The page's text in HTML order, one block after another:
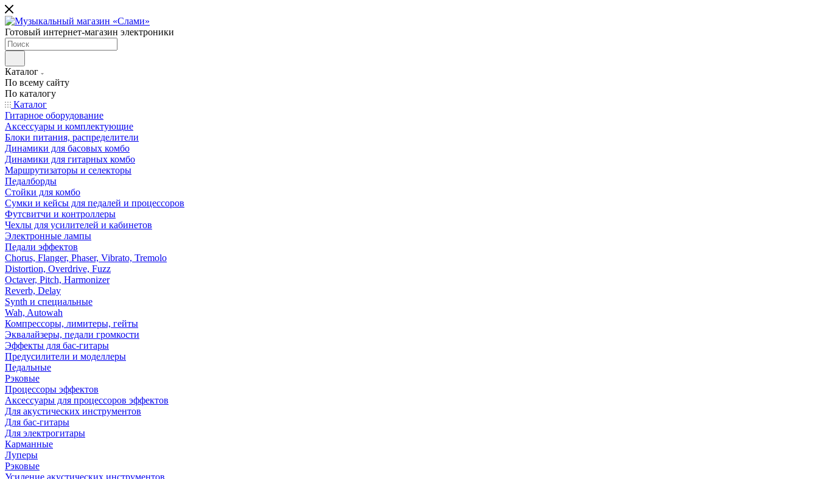
Готовый интернет-магазин электроники
Каталог
По всему сайту
По каталогу
Каталог
Гитарное оборудование
Аксессуары и комплектующие
Блоки питания, распределители
Динамики для басовых комбо
Динамики для гитарных комбо
Маршрутизаторы и селекторы
Педалборды
Стойки для комбо
Сумки и кейсы для педалей и процессоров
Футсвитчи и контроллеры
Чехлы для усилителей и кабинетов
Электронные лампы
Педали эффектов
Chorus, Flanger, Phaser, Vibrato, Tremolo
Distortion, Overdrive, Fuzz
Octaver, Pitch, Harmonizer
Reverb, Delay
Synth и специальные
Wah, Autowah
Компрессоры, лимитеры, гейты
Эквалайзеры, педали громкости
Эффекты для бас-гитары
Предусилители и моделлеры
Педальные
Рэковые
Процессоры эффектов
Аксессуары для процессоров эффектов
Для акустических инструментов
Для бас-гитары
Для электрогитары
Карманные
Луперы
Рэковые
Усиление акустических инструментов